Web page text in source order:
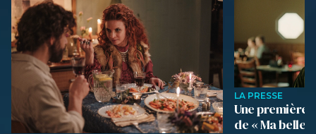
LA PRESSE
Une première
de « Ma